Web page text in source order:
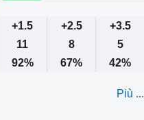
+1.5 +2.5
+3.5
11 8
5
92% 67% 42%
Più ...